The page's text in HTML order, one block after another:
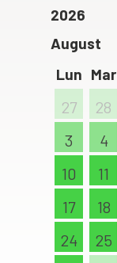
2026
August
Lun Mar
27 28
3
4
10
11
17
18
24
25